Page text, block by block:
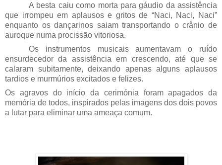
A besta caiu como morta para gáudio da assistência
que irrompeu em aplausos e gritos de “Naci, Naci, Naci”
enquanto os dançarinos saiam transportando o crânio de
auroque numa procissão vitoriosa.
Os instrumentos musicais aumentavam o ruído
ensurdecedor da assistência em crescendo, até que se
calaram subitamente, deixando apenas alguns aplausos
tardios e murmúrios excitados e felizes.
Os agravos do início da cerimónia foram apagados da
memória de todos, inspirados pelas imagens dos dois povos
a lutar para eliminar uma ameaça comum.